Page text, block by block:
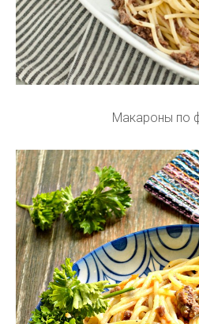
Макароны по